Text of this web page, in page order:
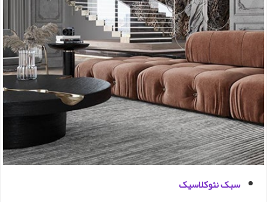
سبک نئوکلاسیک